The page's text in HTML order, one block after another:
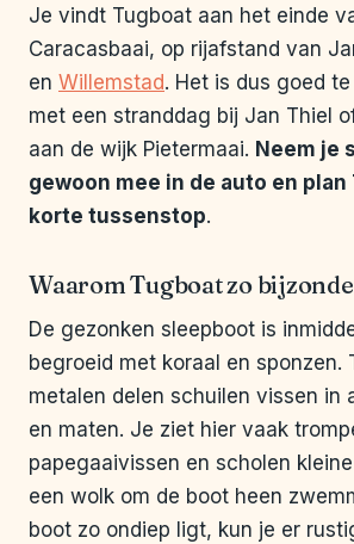
Je vindt Tugboat aan het einde
Caracasbaai, op rijafstand van
en Willemstad. Het is dus goed
met een stranddag bij Jan Thiel
aan de wijk Pietermaai. Neem je
gewoon mee in de auto en plan
korte tussenstop.
Waarom Tugboat zo
De gezonken sleepboot is
begroeid met koraal en sponzen.
metalen delen schuilen vissen in
en maten. Je ziet hier vaak
papegaaivissen en scholen
een wolk om de boot heen
boot zo ondiep ligt, kun je er